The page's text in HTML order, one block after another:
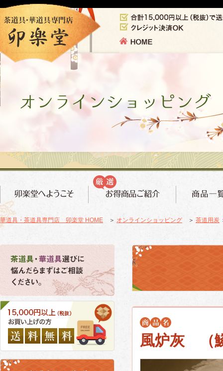
華道具・茶道具専門店 卯楽堂 HOME ＞ オンラインショッピング ＞ 茶道用炭
風炉灰 （